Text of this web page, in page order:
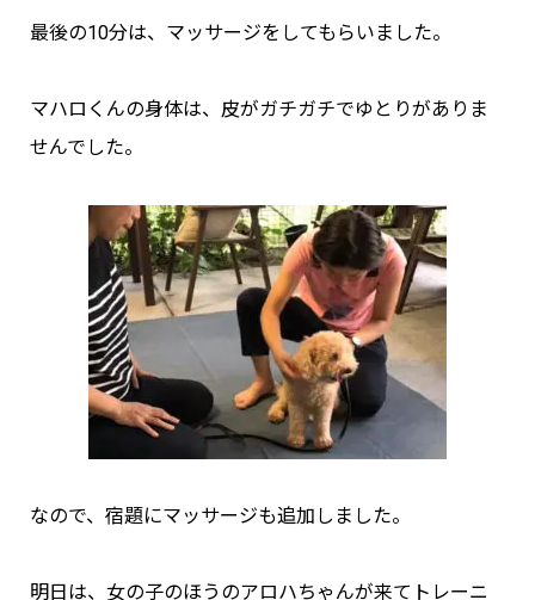
最後の10分は、マッサージをしてもらいました。
マハロくんの身体は、皮がガチガチでゆとりがありま
せんでした。
なので、宿題にマッサージも追加しました。
明日は、女の子のほうのアロハちゃんが来てトレーニ